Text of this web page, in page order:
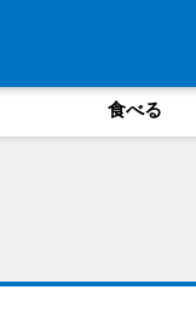
食べる